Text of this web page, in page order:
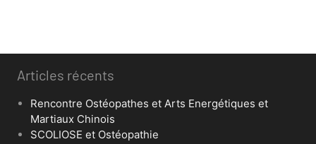
Articles récents
Rencontre Ostéopathes et Arts Energétiques et
Martiaux Chinois
SCOLIOSE et Ostéopathie